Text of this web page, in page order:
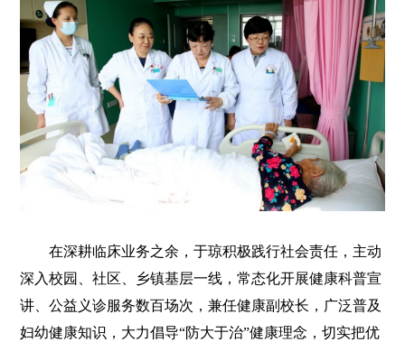
在深耕临床业务之余，于琼积极践行社会责任，主动
深入校园、社区、乡镇基层一线，常态化开展健康科普宣
讲、公益义诊服务数百场次，兼任健康副校长，广泛普及
妇幼健康知识，大力倡导“防大于治”健康理念，切实把优